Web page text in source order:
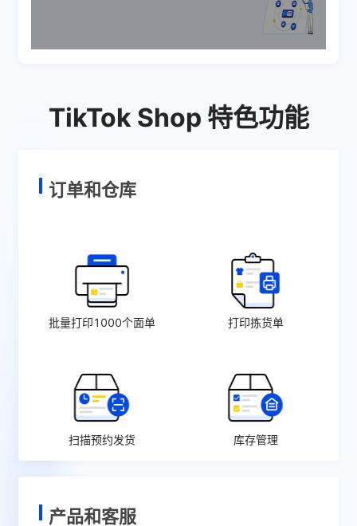
TikTok Shop 特色功能
订单和仓库
批量打印1000个面单 打印拣货单
扫描预约发货 库存管理
产品和客服